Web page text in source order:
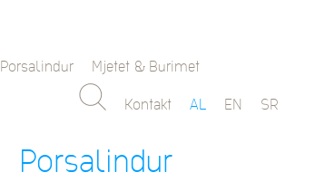
Porsalindur Mjetet & Burimet
Kontakt AL EN SR
Porsalindur